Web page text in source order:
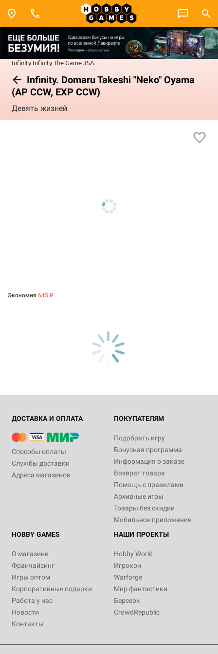
Infinity Infinity The GameJSA
Infinity. Domaru Takeshi "Neko" Oyama
(AP CCW, EXP CCW)
Девять жизней
Экономия 645 ₽
ДОСТАВКА И ОПЛАТА
Способы оплаты
Службы доставки
Адреса магазинов
ПОКУПАТЕЛЯМ
Подобрать игру
Бонусная программа
Информация о заказе
Возврат товара
Помощь с правилами
Архивные игры
Товары без скидки
Мобильное приложение
HOBBY GAMES
О магазине
Франчайзинг
Игры оптом
Корпоративные подарки
Работа у нас
Новости
Контакты
НАШИ ПРОЕКТЫ
Hobby World
Игрокон
Warforge
Мир фантастики
Берсерк
CrowdRepublic